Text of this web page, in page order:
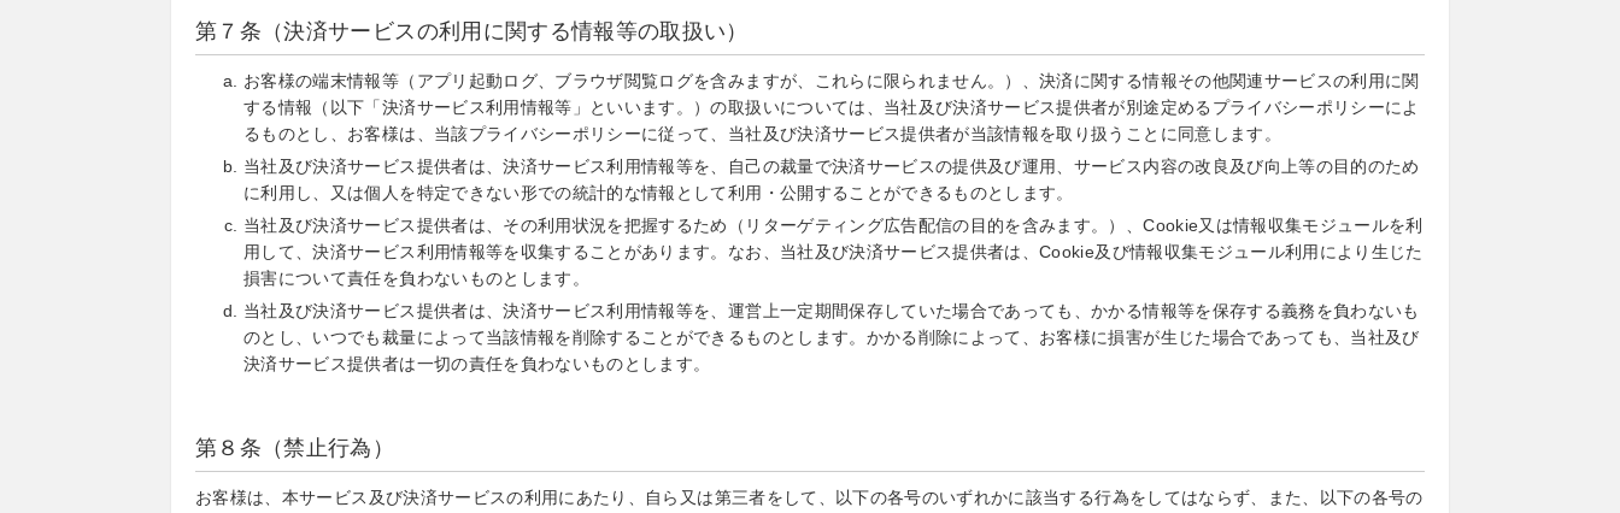
第７条（決済サービスの利用に関する情報等の取扱い）
お客様の端末情報等（アプリ起動ログ、ブラウザ閲覧ログを含みますが、これらに限られません。）、決済に関する情報その他関連サービスの利用に関
する情報（以下「決済サービス利用情報等」といいます。）の取扱いについては、当社及び決済サービス提供者が別途定めるプライバシーポリシーによ
るものとし、お客様は、当該プライバシーポリシーに従って、当社及び決済サービス提供者が当該情報を取り扱うことに同意します。
当社及び決済サービス提供者は、決済サービス利用情報等を、自己の裁量で決済サービスの提供及び運用、サービス内容の改良及び向上等の目的のため
に利用し、又は個人を特定できない形での統計的な情報として利用・公開することができるものとします。
当社及び決済サービス提供者は、その利用状況を把握するため（リターゲティング広告配信の目的を含みます。）、Cookie又は情報収集モジュールを利
用して、決済サービス利用情報等を収集することがあります。なお、当社及び決済サービス提供者は、Cookie及び情報収集モジュール利用により生じた
損害について責任を負わないものとします。
当社及び決済サービス提供者は、決済サービス利用情報等を、運営上一定期間保存していた場合であっても、かかる情報等を保存する義務を負わないも
のとし、いつでも裁量によって当該情報を削除することができるものとします。かかる削除によって、お客様に損害が生じた場合であっても、当社及び
決済サービス提供者は一切の責任を負わないものとします。
第８条（禁止行為）
お客様は、本サービス及び決済サービスの利用にあたり、自ら又は第三者をして、以下の各号のいずれかに該当する行為をしてはならず、また、以下の各号の